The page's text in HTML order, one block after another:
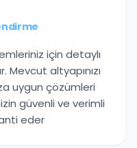
için detaylı
altyapınızı
uygun çözümleri
güvenli ve verimli
eder